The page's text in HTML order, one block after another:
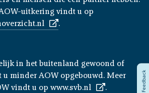
uitkering vindt u op
.
in het buitenland gewoond of
u minder AOW opgebouwd. Meer
vindt u op www.svb.nl . Feedback